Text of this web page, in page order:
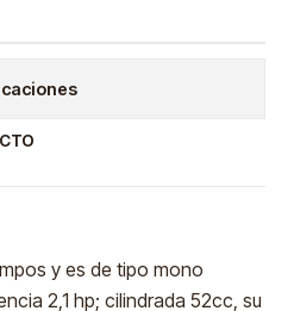
y es de tipo mono
2,1 hp; cilindrada 52cc, su